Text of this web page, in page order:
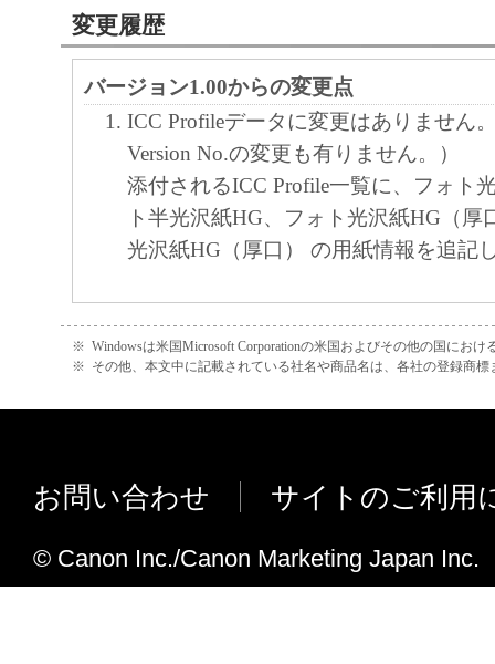
(2) お客様は、再使用許諾、譲渡、頒布、
により、第三者に「本ソフトウエア」を使
させることはできません。
(3) お客様は、「本ソフトウエア」の全部
正、改変、リバース・エンジニアリング、
たは逆アセンブル等することはできません
このような行為をさせてはなりません。
(4) 本契約に明示的に定める場合を除き、
フトウエア」に関する知的財産権のいかな
に付与するものではありません。
「本ソフトウエア」及びその複製物に係る
は、その内容によりキヤノンまたはキヤノ
ーに帰属します。
変更履歴
バージョン1.00からの変更点
ICC Profileデータに変更はありません
Version No.の変更も有りません。）
添付されるICC Profile一覧に、フォト
ト半光沢紙HG、フォト光沢紙HG（厚
光沢紙HG（厚口） の用紙情報を追記
※ Windowsは米国Microsoft Corporationの米国およびその他の国におけ
※ その他、本文中に記載されている社名や商品名は、各社の登録商標
お問い合わせ サイトのご利用
© Canon Inc./Canon Marketing Japan Inc.